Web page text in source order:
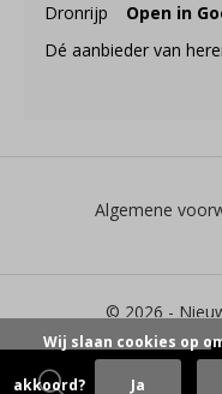
Dronrijp
Open in
Dé aanbieder van
© 2026 -
Algemene
Wij slaan cookies op
akkoord? Ja